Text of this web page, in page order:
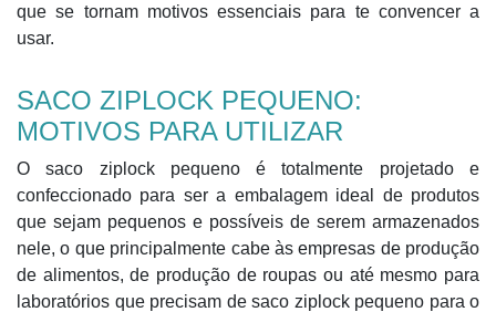
que se tornam motivos essenciais para te convencer a
usar.
SACO ZIPLOCK PEQUENO:
MOTIVOS PARA UTILIZAR
O saco ziplock pequeno é totalmente projetado e
confeccionado para ser a embalagem ideal de produtos
que sejam pequenos e possíveis de serem armazenados
nele, o que principalmente cabe às empresas de produção
de alimentos, de produção de roupas ou até mesmo para
laboratórios que precisam de saco ziplock pequeno para o